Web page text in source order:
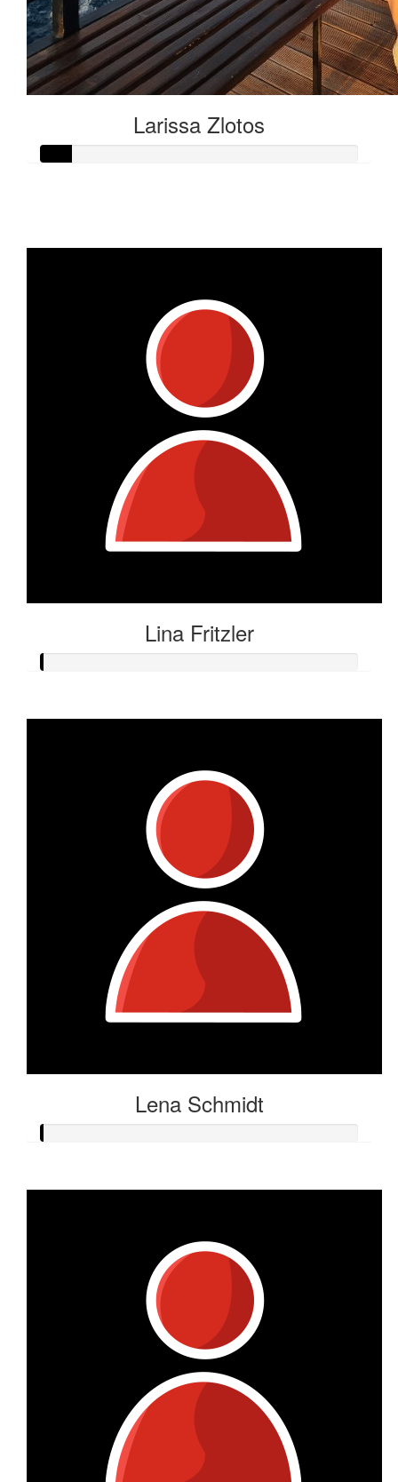
Larissa Zlotos
Lina Fritzler
Lena Schmidt